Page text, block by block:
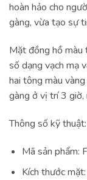
hoàn hảo cho
gàng, vừa tạo sự
Mặt đồng hồ màu
số dạng vạch mạ
hai tông màu
gàng ở vị trí 3
Thông số kỹ thuật:
Mã sản
Kích thước